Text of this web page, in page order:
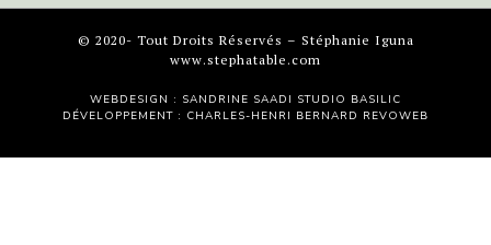
© 2020- Tout Droits Réservés – Stéphanie Iguna
www.stephatable.com
WEBDESIGN : SANDRINE SAADI STUDIO BASILIC
DÉVELOPPEMENT : CHARLES-HENRI BERNARD REVOWEB